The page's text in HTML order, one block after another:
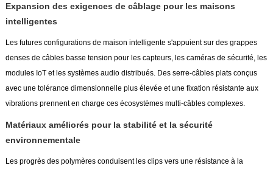
Expansion des exigences de câblage pour les maisons
intelligentes
Les futures configurations de maison intelligente s'appuient sur des grappes
denses de câbles basse tension pour les capteurs, les caméras de sécurité, les
modules IoT et les systèmes audio distribués. Des serre-câbles plats conçus
avec une tolérance dimensionnelle plus élevée et une fixation résistante aux
vibrations prennent en charge ces écosystèmes multi-câbles complexes.
Matériaux améliorés pour la stabilité et la sécurité
environnementale
Les progrès des polymères conduisent les clips vers une résistance à la